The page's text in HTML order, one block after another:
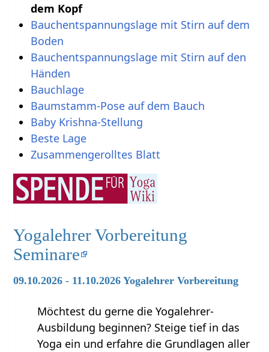
dem Kopf
Bauchentspannungslage mit Stirn auf dem
Boden
Bauchentspannungslage mit Stirn auf den
Händen
Bauchlage
Baumstamm-Pose auf dem Bauch
Baby Krishna-Stellung
Beste Lage
Zusammengerolltes Blatt
Yogalehrer Vorbereitung
Seminare
09.10.2026 - 11.10.2026 Yogalehrer Vorbereitung
Möchtest du gerne die Yogalehrer-
Ausbildung beginnen? Steige tief in das
Yoga ein und erfahre die Grundlagen aller